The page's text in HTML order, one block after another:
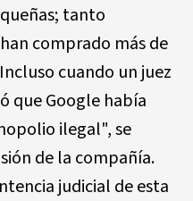
tanto
comprado más de
cuando un juez
que Google había
ilegal", se
de la compañía.
judicial de esta